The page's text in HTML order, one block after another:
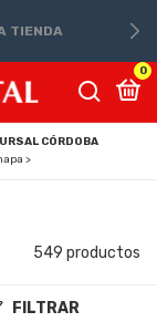
TIENDA
0
CÓRDOBA
>
549 productos
FILTRAR